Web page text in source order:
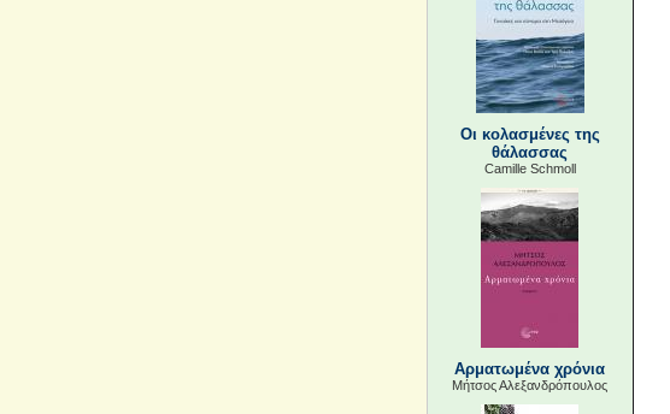
Οι κολασμένες της
θάλασσας
Camille Schmoll
Αρματωμένα χρόνια
Μήτσος Αλεξανδρόπουλος